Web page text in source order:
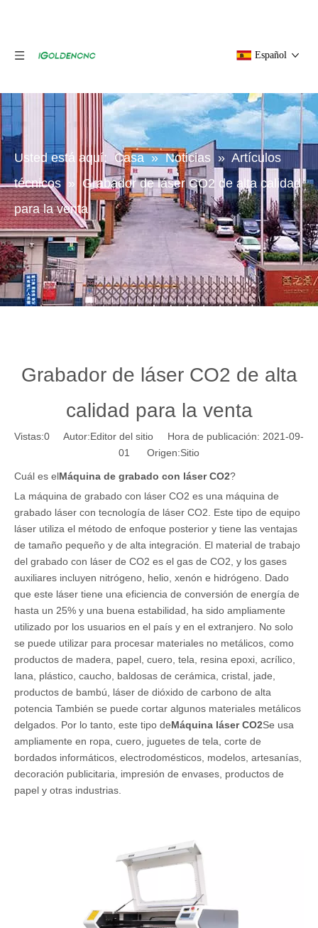
Español
Usted está aquí: Casa » Noticias » Artículos
técnicos » Grabador de láser CO2 de alta calidad
para la venta
Grabador de láser CO2 de alta
calidad para la venta
Vistas:0 Autor:Editor del sitio Hora de publicación: 2021-09-
01 Origen:Sitio
Cuál es elMáquina de grabado con láser CO2?
La máquina de grabado con láser CO2 es una máquina de
grabado láser con tecnología de láser CO2. Este tipo de equipo
láser utiliza el método de enfoque posterior y tiene las ventajas
de tamaño pequeño y de alta integración. El material de trabajo
del grabado con láser de CO2 es el gas de CO2, y los gases
auxiliares incluyen nitrógeno, helio, xenón e hidrógeno. Dado
que este láser tiene una eficiencia de conversión de energía de
hasta un 25% y una buena estabilidad, ha sido ampliamente
utilizado por los usuarios en el país y en el extranjero. No solo
se puede utilizar para procesar materiales no metálicos, como
productos de madera, papel, cuero, tela, resina epoxi, acrílico,
lana, plástico, caucho, baldosas de cerámica, cristal, jade,
productos de bambú, láser de dióxido de carbono de alta
potencia También se puede cortar algunos materiales metálicos
delgados. Por lo tanto, este tipo deMáquina láser CO2Se usa
ampliamente en ropa, cuero, juguetes de tela, corte de
bordados informáticos, electrodomésticos, modelos, artesanías,
decoración publicitaria, impresión de envases, productos de
papel y otras industrias.